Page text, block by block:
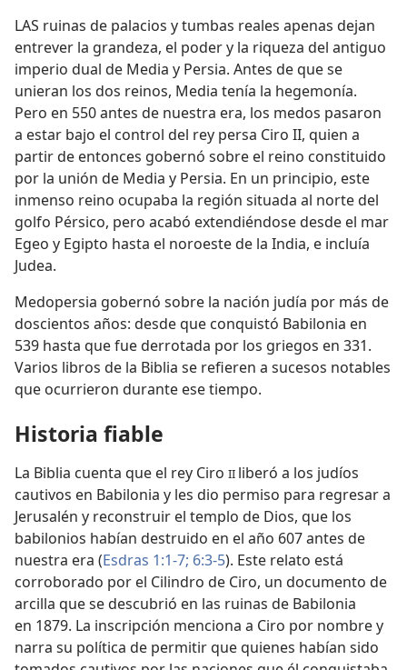
LAS ruinas de palacios y tumbas reales apenas dejan
entrever la grandeza, el poder y la riqueza del antiguo
imperio dual de Media y Persia. Antes de que se
unieran los dos reinos, Media tenía la hegemonía.
Pero en 550 antes de nuestra era, los medos pasaron
a estar bajo el control del rey persa Ciro II, quien a
partir de entonces gobernó sobre el reino constituido
por la unión de Media y Persia. En un principio, este
inmenso reino ocupaba la región situada al norte del
golfo Pérsico, pero acabó extendiéndose desde el mar
Egeo y Egipto hasta el noroeste de la India, e incluía
Judea.
Medopersia gobernó sobre la nación judía por más de
doscientos años: desde que conquistó Babilonia en
539 hasta que fue derrotada por los griegos en 331.
Varios libros de la Biblia se refieren a sucesos notables
que ocurrieron durante ese tiempo.
Historia fiable
La Biblia cuenta que el rey Ciro II liberó a los judíos
cautivos en Babilonia y les dio permiso para regresar a
Jerusalén y reconstruir el templo de Dios, que los
babilonios habían destruido en el año 607 antes de
nuestra era (Esdras 1:1-7; 6:3-5). Este relato está
corroborado por el Cilindro de Ciro, un documento de
arcilla que se descubrió en las ruinas de Babilonia
en 1879. La inscripción menciona a Ciro por nombre y
narra su política de permitir que quienes habían sido